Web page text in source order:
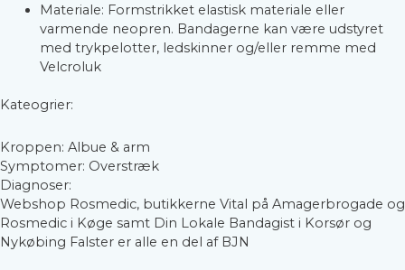
Materiale: Formstrikket elastisk materiale eller
varmende neopren. Bandagerne kan være udstyret
med trykpelotter, ledskinner og/eller remme med
Velcroluk
Kateogrier:
Kroppen: Albue & arm
Symptomer: Overstræk
Diagnoser:
Webshop Rosmedic, butikkerne Vital på Amagerbrogade og
Rosmedic i Køge samt Din Lokale Bandagist i Korsør og
Nykøbing Falster er alle en del af BJN